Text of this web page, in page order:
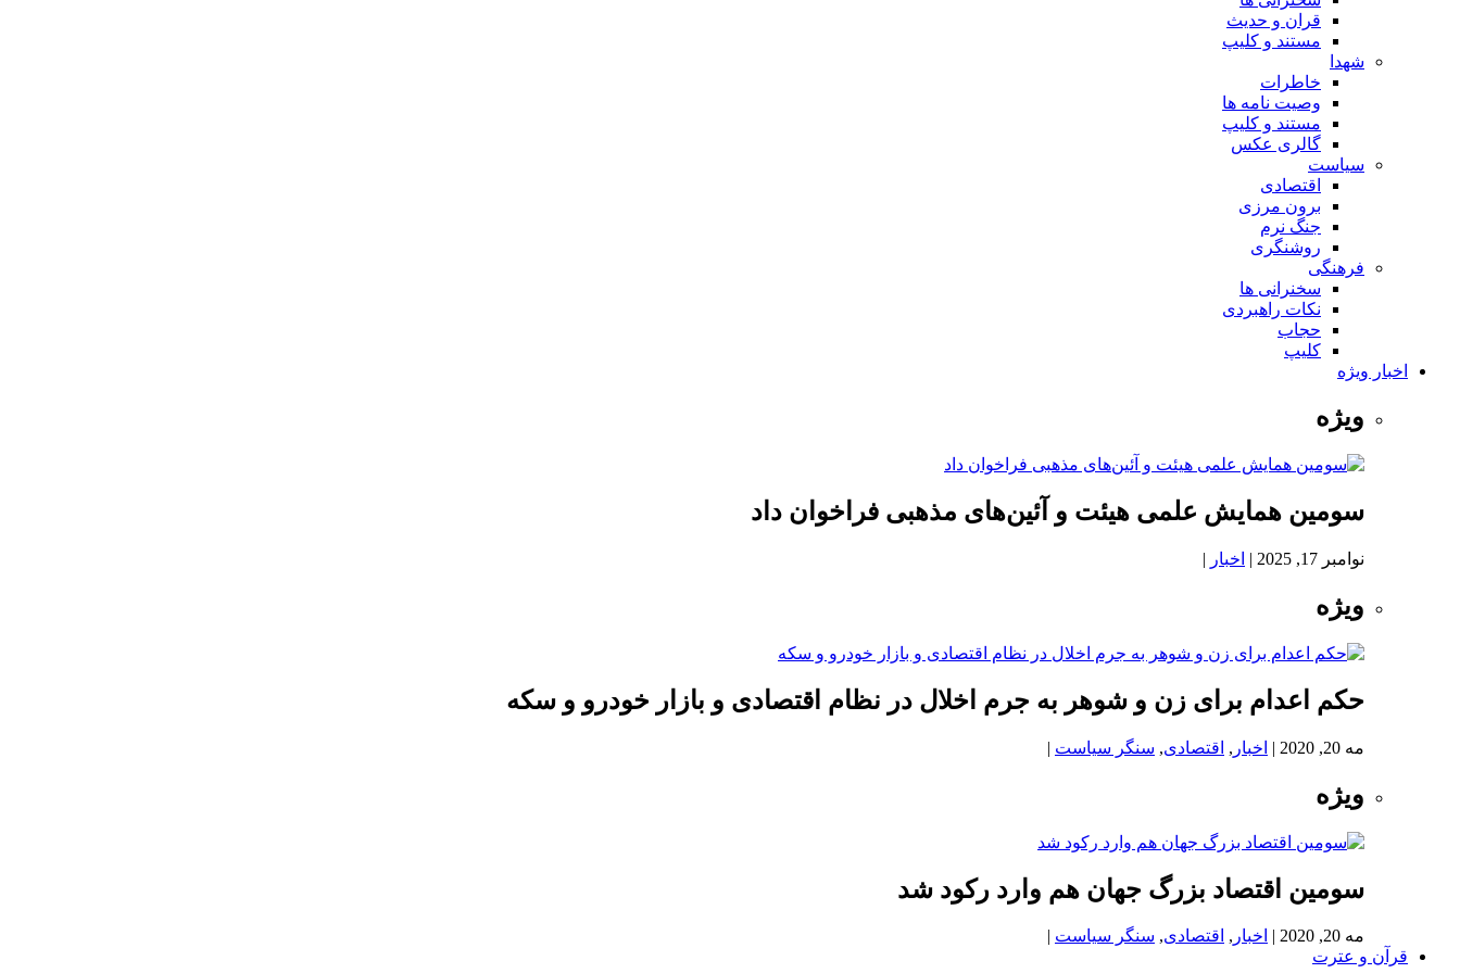
قران و حدیث
مستند و کلیپ
شهدا
خاطرات
وصیت نامه ها
مستند و کلیپ
گالری عکس
سیاست
اقتصادی
برون مرزی
جنگ نرم
روشنگری
فرهنگی
سخنرانی ها
نکات راهبردی
حجاب
کلیپ
اخبار ویژه
ویژه
سومین همایش علمی هیئت و آئین‌های مذهبی فراخوان داد
نوامبر 17, 2025 | اخبار |
ویژه
حکم اعدام برای زن و شوهر به جرم اخلال در نظام اقتصادی و بازار خودرو و سکه
مه 20, 2020 | اخبار , اقتصادی, سنگر سیاست |
ویژه
سومین اقتصاد بزرگ جهان هم وارد رکود شد
مه 20, 2020 | اخبار , اقتصادی, سنگر سیاست |
قرآن و عترت